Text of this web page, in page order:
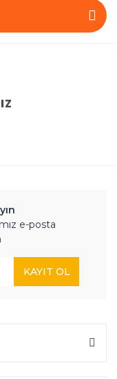
e-posta
KAYIT OL